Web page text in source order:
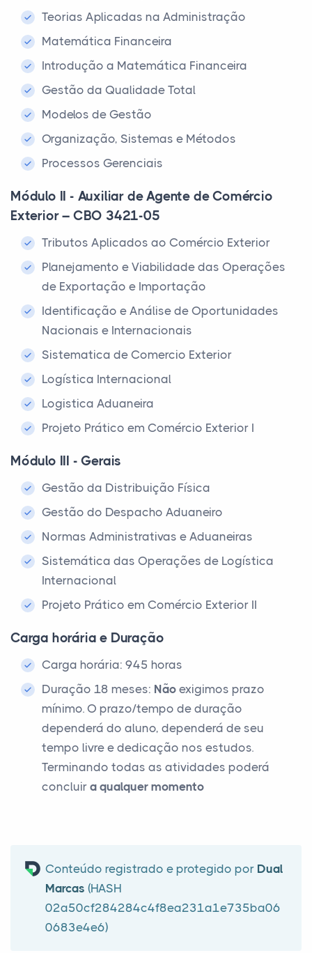
Teorias Aplicadas na Administração
Matemática Financeira
Introdução a Matemática Financeira
Gestão da Qualidade Total
Modelos de Gestão
Organização, Sistemas e Métodos
Processos Gerenciais
Módulo II - Auxiliar de Agente de Comércio
Exterior – CBO 3421-05
Tributos Aplicados ao Comércio Exterior
Planejamento e Viabilidade das Operações
de Exportação e Importação
Identificação e Análise de Oportunidades
Nacionais e Internacionais
Sistematica de Comercio Exterior
Logística Internacional
Logistica Aduaneira
Projeto Prático em Comércio Exterior I
Módulo III - Gerais
Gestão da Distribuição Física
Gestão do Despacho Aduaneiro
Normas Administrativas e Aduaneiras
Sistemática das Operações de Logística
Internacional
Projeto Prático em Comércio Exterior II
Carga horária e Duração
Carga horária: 945 horas
Duração 18 meses: Não exigimos prazo
mínimo. O prazo/tempo de duração
dependerá do aluno, dependerá de seu
tempo livre e dedicação nos estudos.
Terminando todas as atividades poderá
concluir a qualquer momento
Conteúdo registrado e protegido por Dual
Marcas (HASH
02a50cf284284c4f8ea231a1e735ba06
0683e4e6)